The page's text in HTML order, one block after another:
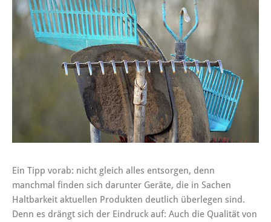
Ein Tipp vorab: nicht gleich alles entsorgen, denn
manchmal finden sich darunter Geräte, die in Sachen
Haltbarkeit aktuellen Produkten deutlich überlegen sind.
Denn es drängt sich der Eindruck auf: Auch die Qualität von